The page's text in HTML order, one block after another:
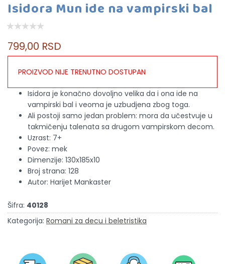
Isidora Mun ide na vampirski bal
799,00 RSD
PROIZVOD NIJE TRENUTNO DOSTUPAN
Isidora je konačno dovoljno velika da i ona ide na
vampirski bal i veoma je uzbudjena zbog toga.
Ali postoji samo jedan problem: mora da učestvuje u
takmičenju talenata sa drugom vampirskom decom.
Uzrast: 7+
Povez: mek
Dimenzije: 130x185x10
Broj strana: 128
Autor: Harijet Mankaster
Šifra: 40128
Kategorija: Romani za decu i beletristika